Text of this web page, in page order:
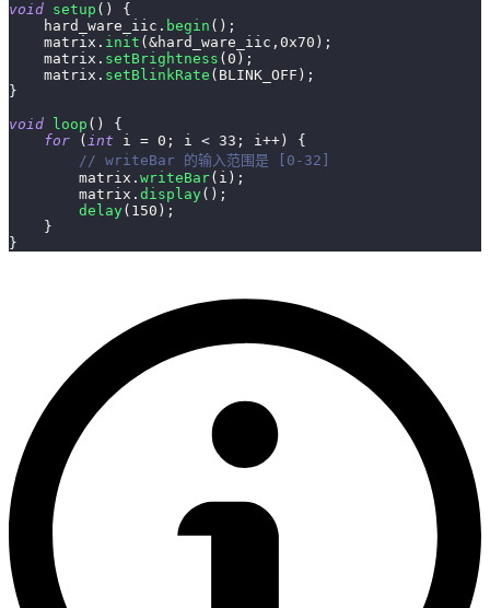
void setup ( )
{
    hard_ware_iic
. begin ( ) ;
    matrix
. init ( &hard_ware_iic , 0x70 ) ;
    matrix
. setBrightness ( 0 ) ;
    matrix
. setBlinkRate ( BLINK_OFF ) ;
}
void
loop ( )
{
for
( int i = 0 ; i < 33 ; i++ )
{
// writeBar 的输入范围是 [0-32]
        matrix
. writeBar( i ) ;
        matrix
. display( ) ;
delay( 150 ) ;
}
}